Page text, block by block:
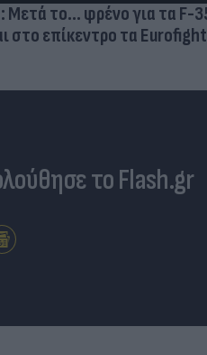
Μετά το... φρένο για τα F-
στο επίκεντρο τα
το Flash.gr